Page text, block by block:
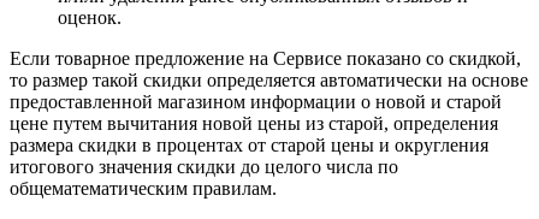
оценок.
Если товарное предложение на Сервисе показано со скидкой,
то размер такой скидки определяется автоматически на основе
предоставленной магазином информации о новой и старой
цене путем вычитания новой цены из старой, определения
размера скидки в процентах от старой цены и округления
итогового значения скидки до целого числа по
общематематическим правилам.